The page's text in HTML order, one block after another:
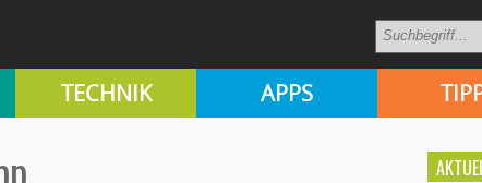
TECHNIK APPS